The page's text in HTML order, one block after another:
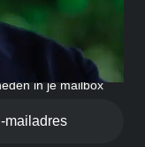
de hoogte
event-
in je mailbox